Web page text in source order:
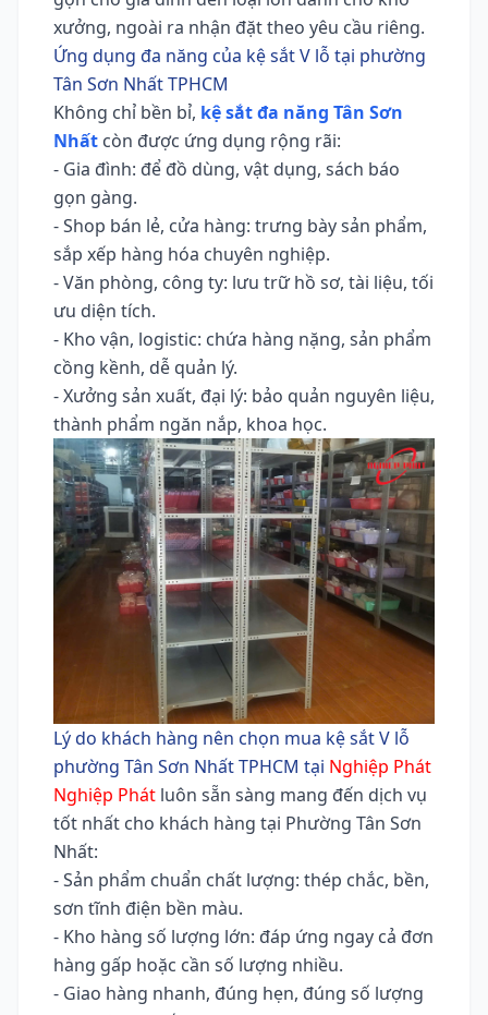
xưởng, ngoài ra nhận đặt theo yêu cầu riêng.
Ứng dụng đa năng của kệ sắt V lỗ tại phường
Tân Sơn Nhất TPHCM
Không chỉ bền bỉ, kệ sắt đa năng Tân Sơn
Nhất còn được ứng dụng rộng rãi:
- Gia đình: để đồ dùng, vật dụng, sách báo
gọn gàng.
- Shop bán lẻ, cửa hàng: trưng bày sản phẩm,
sắp xếp hàng hóa chuyên nghiệp.
- Văn phòng, công ty: lưu trữ hồ sơ, tài liệu, tối
ưu diện tích.
- Kho vận, logistic: chứa hàng nặng, sản phẩm
cồng kềnh, dễ quản lý.
- Xưởng sản xuất, đại lý: bảo quản nguyên liệu,
thành phẩm ngăn nắp, khoa học.
Lý do khách hàng nên chọn mua kệ sắt V lỗ
phường Tân Sơn Nhất TPHCM tại Nghiệp Phát
Nghiệp Phát luôn sẵn sàng mang đến dịch vụ
tốt nhất cho khách hàng tại Phường Tân Sơn
Nhất:
- Sản phẩm chuẩn chất lượng: thép chắc, bền,
sơn tĩnh điện bền màu.
- Kho hàng số lượng lớn: đáp ứng ngay cả đơn
hàng gấp hoặc cần số lượng nhiều.
- Giao hàng nhanh, đúng hẹn, đúng số lượng